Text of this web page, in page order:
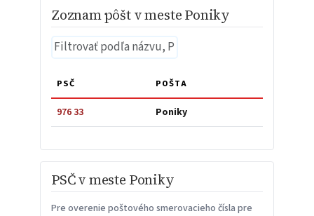
Zoznam pôšt v meste Poniky
PSČ POŠTA
976 33 Poniky
PSČ v meste Poniky
Pre overenie poštového smerovacieho čísla pre